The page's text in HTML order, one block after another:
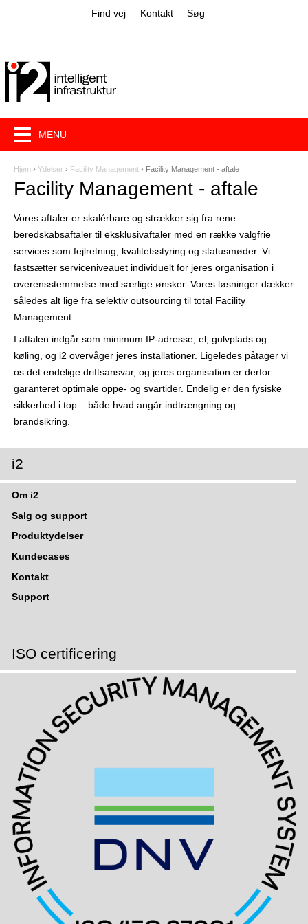
Jump to navigation
Find vej Kontakt Søg
D
u
e
h
r
Hjem › Ydelser › Facility Management › Facility Management - aftale
Facility Management - aftale
Vores aftaler er skalérbare og strækker sig fra rene
beredskabsaftaler til eksklusivaftaler med en række valgfrie
services som fejlretning, kvalitetsstyring og statusmøder. Vi
fastsætter serviceniveauet individuelt for jeres organisation i
overensstemmelse med særlige ønsker. Vores løsninger dækker
således alt lige fra selektiv outsourcing til total Facility
Management.
I aftalen indgår som minimum IP-adresse, el, gulvplads og
køling, og i2 overvåger jeres installationer. Ligeledes påtager vi
os det endelige driftsansvar, og jeres organisation er derfor
garanteret optimale oppe- og svartider. Endelig er den fysiske
sikkerhed i top – både hvad angår indtrængning og
brandsikring.
MENU
i2
Om i2
Salg og support
Produktydelser
Kundecases
Kontakt
Support
ISO certificering